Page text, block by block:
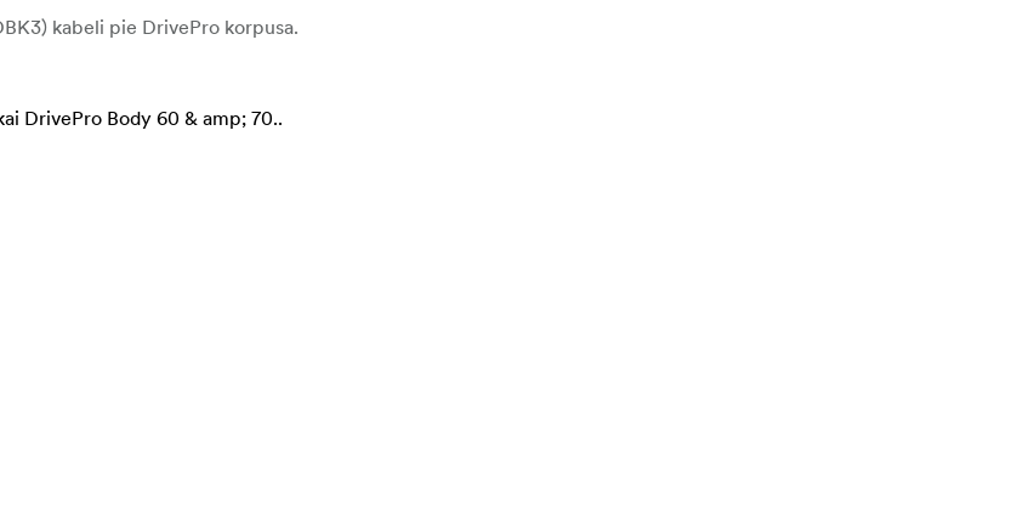
kabeli pie DrivePro korpusa.
izvairītos no kabeļa deformācijas, skrūvi nostipriniet uzmanīgi.
DrivePro Body 60 & amp; 70..